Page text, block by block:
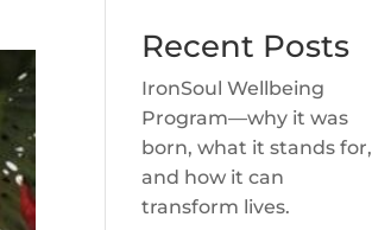
Recent Posts
IronSoul Wellbeing
Program—why it was
born, what it stands for,
and how it can
transform lives.